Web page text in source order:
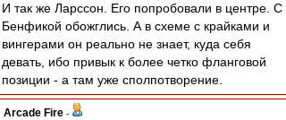
И так же Ларссон. Его попробовали в центре. С
Бенфикой обожглись. А в схеме с крайками и
вингерами он реально не знает, куда себя
девать, ибо привык к более четко фланговой
позиции - а там уже сполпотворение.
Arcade Fire -